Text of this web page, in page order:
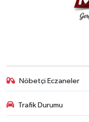
Nöbetçi Eczaneler
Trafik Durumu